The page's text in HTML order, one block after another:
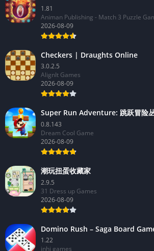
Secrets of the Castle Match 3
1.81
Animan Publishing - Match 3 Puzzle
Checkers | Draughts Online
3.0.2.5
AlignIt Games
Super Run Adventure: 跳跃冒险丛
0.8.143
Dream Cool Game
潮玩扭蛋收藏家
2.9.5
31 Dress up Games
Domino Rush – Saga Board Game